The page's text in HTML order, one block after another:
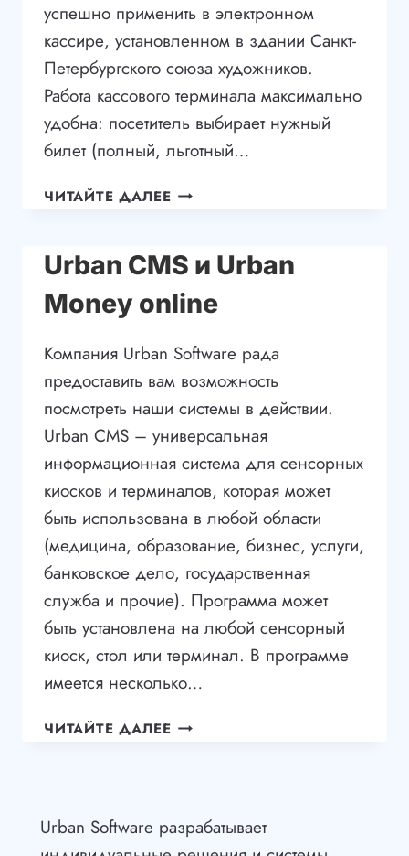
успешно применить в электронном
кассире, установленном в здании Санкт-
Петербургского союза художников.
Работа кассового терминала максимально
удобна: посетитель выбирает нужный
билет (полный, льготный…
ЧИТАЙТЕ ДАЛЕЕПОДКЛЮЧЕНИЕ ЭКВАЙРИНГА
Urban CMS и Urban
Money online
Компания Urban Software рада
предоставить вам возможность
посмотреть наши системы в действии.
Urban CMS – универсальная
информационная система для сенсорных
киосков и терминалов, которая может
быть использована в любой области
(медицина, образование, бизнес, услуги,
банковское дело, государственная
служба и прочие). Программа может
быть установлена на любой сенсорный
киоск, стол или терминал. В программе
имеется несколько…
ЧИТАЙТЕ ДАЛЕЕURBAN
ONLINE
Urban Software разрабатывает